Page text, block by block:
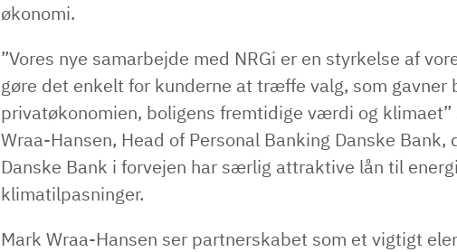
økonomi.
”Vores nye samarbejde med NRGi er en styrkelse af
gøre det enkelt for kunderne at træffe valg, som gavner
privatøkonomien, boligens fremtidige værdi og klimaet”
Wraa-Hansen, Head of Personal Banking Danske Bank,
Danske Bank i forvejen har særlig attraktive lån til
klimatilpasninger.
Mark Wraa-Hansen ser partnerskabet som et vigtigt